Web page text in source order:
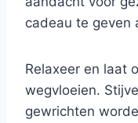
cadeau te geven
Relaxeer en laat
wegvloeien.
gewrichten